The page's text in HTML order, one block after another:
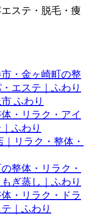
ステ・脱毛・痩
・金ヶ崎町の整
エステ｜ふわり
ふわり
・リラク・アイ
ふわり
リラク・整体・
整体・リラク・
ぎ蒸し｜ふわり
・リラク・ドラ
｜ふわり